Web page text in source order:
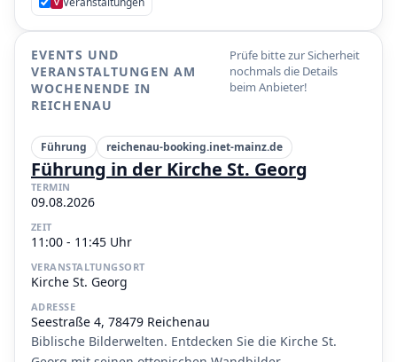
V
EVENTS UND
VERANSTALTUNGEN AM
WOCHENENDE IN
REICHENAU
Prüfe bitte zur Sicherheit
nochmals die Details
beim Anbieter!
Führung reichenau-booking.inet-mainz.de
Führung in der Kirche St. Georg
TERMIN
09.08.2026
ZEIT
11:00 - 11:45 Uhr
VERANSTALTUNGSORT
Kirche St. Georg
ADRESSE
Seestraße 4, 78479 Reichenau
Biblische Bilderwelten. Entdecken Sie die Kirche St.